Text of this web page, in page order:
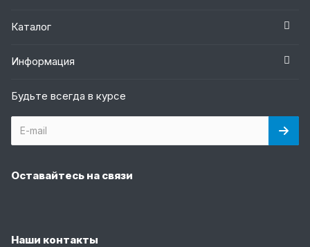
Каталог
Информация
Будьте всегда в курсе
Оставайтесь на связи
Наши контакты